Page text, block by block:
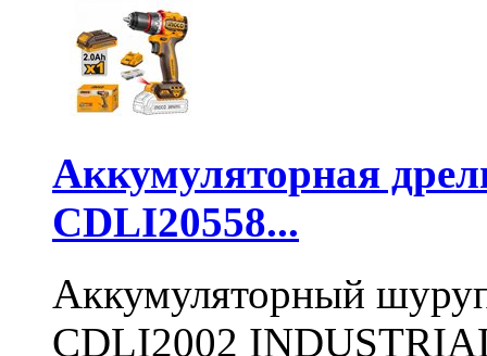
Аккумуляторная
CDLI20558...
Аккумуляторный
CDLI2002